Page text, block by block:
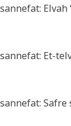
Elvah
Et-
Safre